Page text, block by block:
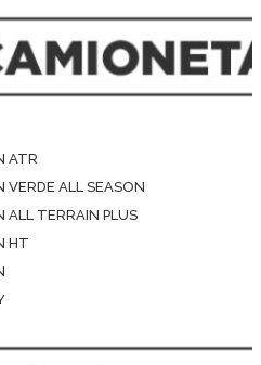
ATR
VERDE ALL SEASON
ALL TERRAIN PLUS
HT